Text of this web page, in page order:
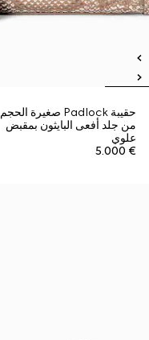
حقيبة Padlock صغيرة الحجم
من جلد أفعى البايثون بمقبض
علوي
€ 5.000